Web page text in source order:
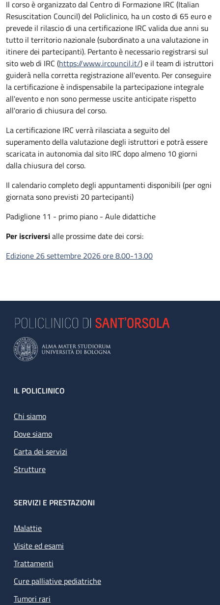
Il corso è organizzato dal Centro di Formazione IRC (Italian
Resuscitation Council) del Policlinico, ha un costo di 65 euro e
prevede il rilascio di una certificazione IRC valida due anni su
tutto il territorio nazionale (subordinato a una valutazione in
itinere dei partecipanti). Pertanto è necessario registrarsi sul
sito web di IRC (https://www.ircouncil.it/) e il team di istruttori
guiderà nella corretta registrazione all'evento. Per conseguire
la certificazione è indispensabile la partecipazione integrale
all'evento e non sono permesse uscite anticipate rispetto
all'orario di chiusura del corso.
La certificazione IRC verrà rilasciata a seguito del
superamento della valutazione degli istruttori e potrà essere
scaricata in autonomia dal sito IRC dopo almeno 10 giorni
dalla chiusura del corso.
Il calendario completo degli appuntamenti disponibili (per ogni
giornata sono previsti 20 partecipanti)
Padiglione 11 - primo piano - Aule didattiche
Per iscriversialle prossime date dei corsi:
Edizione 26 settembre 2026 ore 8.00-13.00
Footer
IL POLICLINICO
Chi siamo
Dove siamo
Carta dei servizi
Strutture
SERVIZI E PRESTAZIONI
Malattie
Visite ed esami
Trattamenti
Cure palliative pediatriche
Tumori rari